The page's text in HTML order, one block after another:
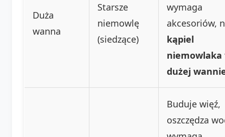
Duża
wanna
Starsze
niemowlę
(siedzące)
wymaga
akcesoriów,
kąpiel
niemowlaka
dużej
Buduje więź,
oszczędza